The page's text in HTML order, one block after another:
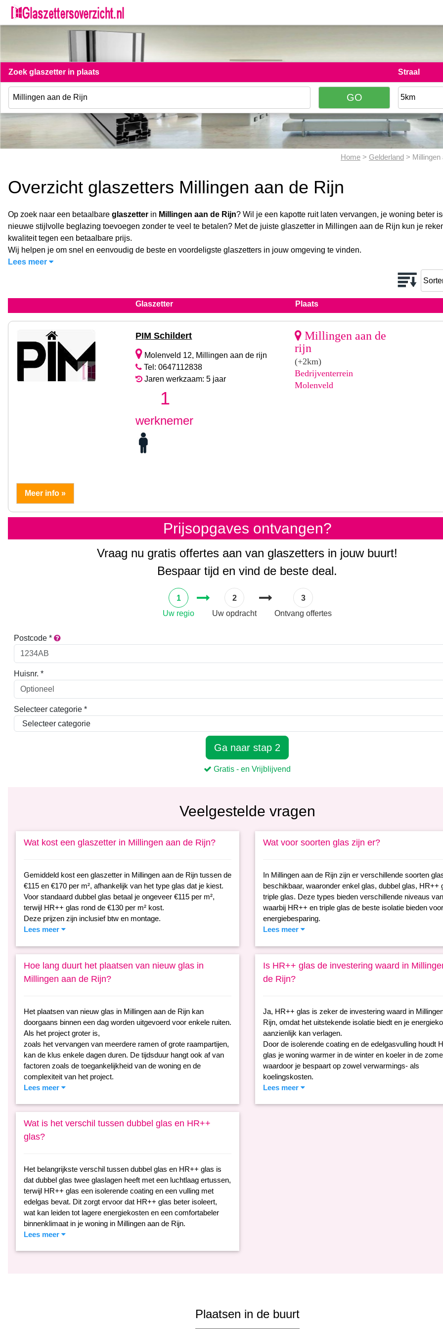
Zoek glaszetter in plaats Straal
Home > Gelderland > Millingen
Overzicht glaszetters Millingen aan de Rijn
Op zoek naar een betaalbare glaszetter in Millingen aan de Rijn? Wil je een kapotte ruit laten vervangen, je woning beter
nieuwe stijlvolle beglazing toevoegen zonder te veel te betalen? Met de juiste glaszetter in Millingen aan de Rijn kun je
kwaliteit tegen een betaalbare prijs.
Wij helpen je om snel en eenvoudig de beste en voordeligste glaszetters in jouw omgeving te vinden.
Lees meer
Glaszetter Plaats
PIM Schildert
Molenveld 12, Millingen aan de rijn
Tel: 0647112838
Jaren werkzaam: 5 jaar
1
werknemer
Millingen aan de
rijn
(+2km)
Bedrijventerrein
Molenveld
Meer info »
Prijsopgaves ontvangen?
Vraag nu gratis offertes aan van glaszetters in jouw buurt!
Bespaar tijd en vind de beste deal.
Veelgestelde vragen
Wat kost een glaszetter in Millingen aan de Rijn?
Gemiddeld kost een glaszetter in Millingen aan de Rijn tussen de
€115 en €170 per m², afhankelijk van het type glas dat je kiest.
Voor standaard dubbel glas betaal je ongeveer €115 per m²,
terwijl HR++ glas rond de €130 per m² kost.
Deze prijzen zijn inclusief btw en montage.
Lees meer
Wat voor soorten glas zijn er?
In Millingen aan de Rijn zijn er verschillende soorten
beschikbaar, waaronder enkel glas, dubbel glas, HR++
triple glas. Deze types bieden verschillende niveaus
waarbij HR++ en triple glas de beste isolatie bieden voor
energiebesparing.
Lees meer
Hoe lang duurt het plaatsen van nieuw glas in
Millingen aan de Rijn?
Het plaatsen van nieuw glas in Millingen aan de Rijn kan
doorgaans binnen een dag worden uitgevoerd voor enkele ruiten.
Als het project groter is,
zoals het vervangen van meerdere ramen of grote raampartijen,
kan de klus enkele dagen duren. De tijdsduur hangt ook af van
factoren zoals de toegankelijkheid van de woning en de
complexiteit van het project.
Lees meer
Is HR++ glas de investering waard in
de Rijn?
Ja, HR++ glas is zeker de investering waard in
Rijn, omdat het uitstekende isolatie biedt en je
aanzienlijk kan verlagen.
Door de isolerende coating en de edelgasvulling houdt
glas je woning warmer in de winter en koeler in de
waardoor je bespaart op zowel verwarmings- als
koelingskosten.
Lees meer
Wat is het verschil tussen dubbel glas en HR++
glas?
Het belangrijkste verschil tussen dubbel glas en HR++ glas is
dat dubbel glas twee glaslagen heeft met een luchtlaag ertussen,
terwijl HR++ glas een isolerende coating en een vulling met
edelgas bevat. Dit zorgt ervoor dat HR++ glas beter isoleert,
wat kan leiden tot lagere energiekosten en een comfortabeler
binnenklimaat in je woning in Millingen aan de Rijn.
Lees meer
Plaatsen in de buurt